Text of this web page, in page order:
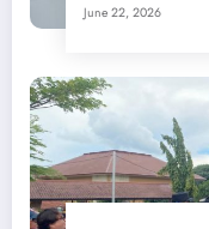
June 22, 2026